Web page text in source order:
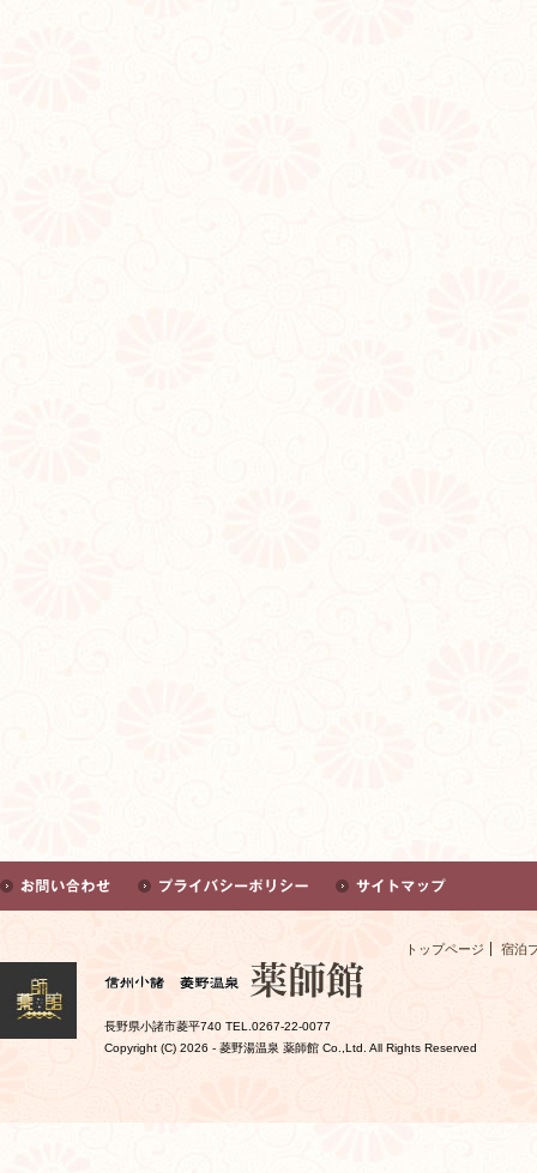
トップページ 宿泊
長野県小諸市菱平740 TEL.0267-22-0077
Copyright (C) 2026 - 菱野湯温泉 薬師館 Co.,Ltd. All Rights Reserved